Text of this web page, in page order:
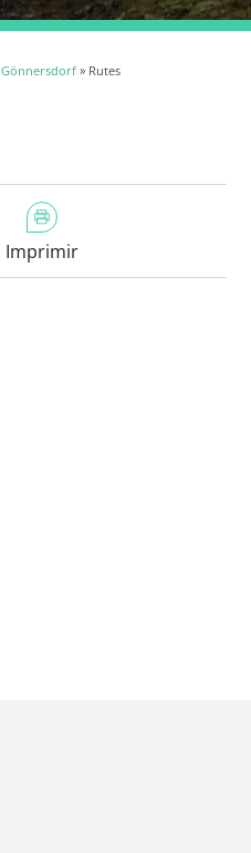
Gönnersdorf » Rutes
Imprimir